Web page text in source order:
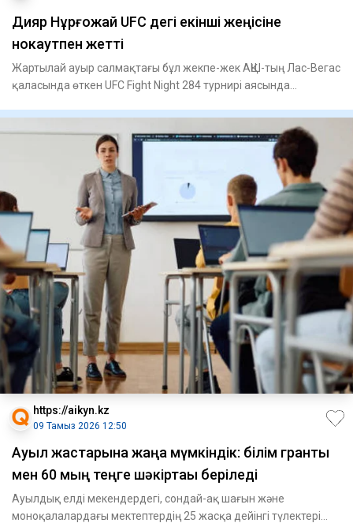
Дияр Нұрғожай UFC дегі екінші жеңісіне
нокаутпен жетті
Жартылай ауыр салмақтағы бұл жекпе-жек АҚШ-тың Лас-Вегас
қаласында өткен UFC Fight Night 284 турнирі аясында
https://aikyn.kz
09 Тамыз 2026 12:50
Ауыл жастарына жаңа мүмкіндік: білім гранты
мен 60 мың теңге шәкіртақы беріледі
Ауылдық елді мекендердегі, сондай-ақ шағын және
моноқалалардағы мектептердің 25 жасқа дейінгі түлектері